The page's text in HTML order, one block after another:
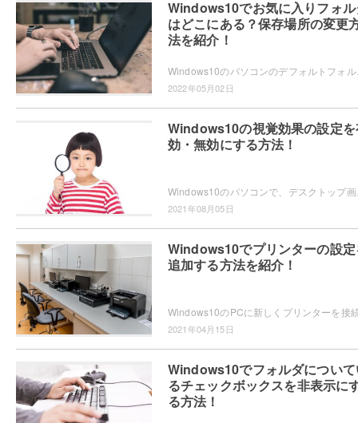
Windows10でお気に入りフォ
はどこにある？保存場所の変更
法を紹介！
Windows10のパソコンのデフォル
2022年05月02日
Windows10の視覚効果の設定
効・無効にする方法！
Windows10のパソコンで、デスク
2021年08月05日
Windows10でプリンターの設
追加する方法を紹介！
2021年04月15日
Windows10でフォルダについ
るチェックボックスを非表示に
る方法！